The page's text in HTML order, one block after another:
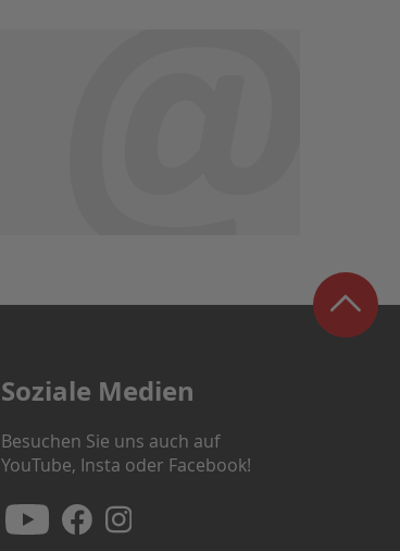
Soziale Medien
Besuchen Sie uns auch auf
YouTube, Insta oder Facebook!